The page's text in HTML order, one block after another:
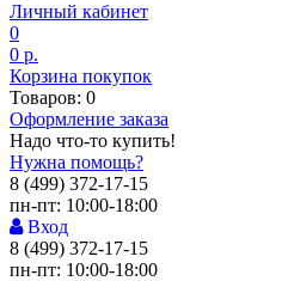
Личный кабинет
0
0 р.
Корзина покупок
Товаров: 0
Оформление заказа
Надо что-то купить!
Нужна помощь?
8 (499) 372-17-15
пн-пт: 10:00-18:00
Вход
8 (499) 372-17-15
пн-пт: 10:00-18:00